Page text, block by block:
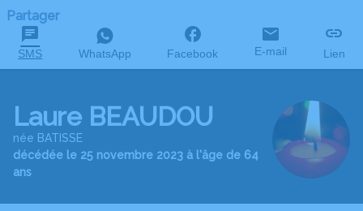
Partager
SMS WhatsApp Facebook E-mail Lien
Laure BEAUDOU
née BATISSE
décédée le 25 novembre 2023 à l'âge de 64
ans